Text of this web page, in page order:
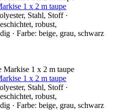
1 x 2 m taupe
Stahl, Stoff ·
robust,
· Farbe: beige, grau, schwarz
1 x 2 m taupe
Stahl, Stoff ·
robust,
· Farbe: beige, grau, schwarz